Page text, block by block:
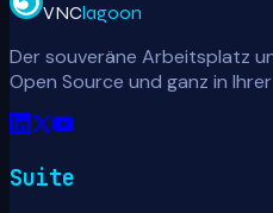
VNClagoon
Der souveräne Arbeitsplatz
Open Source und ganz in
Suite